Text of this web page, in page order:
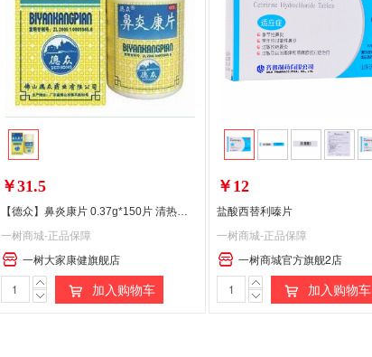
￥31.5
【德众】鼻炎康片 0.37g*150片 清热解毒
一树商城-正品保障
一树大家康健旗舰店
加入购物车
￥12
盐酸西替利嗪片
一树商城-正品保障
一树商城官方旗舰2店
加入购物车